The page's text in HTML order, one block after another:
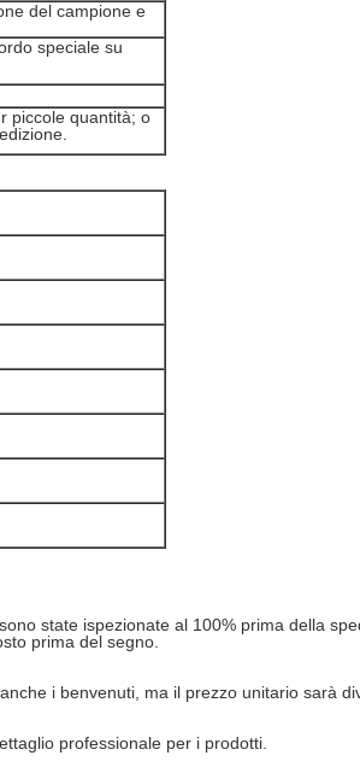
del campione e
speciale su
piccole quantità; o
state ispezionate al 100% prima della
prima del segno.
i benvenuti, ma il prezzo unitario sarà
professionale per i prodotti.